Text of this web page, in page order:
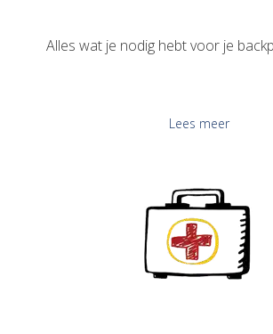
Alles wat je nodig hebt voor je
Lees meer